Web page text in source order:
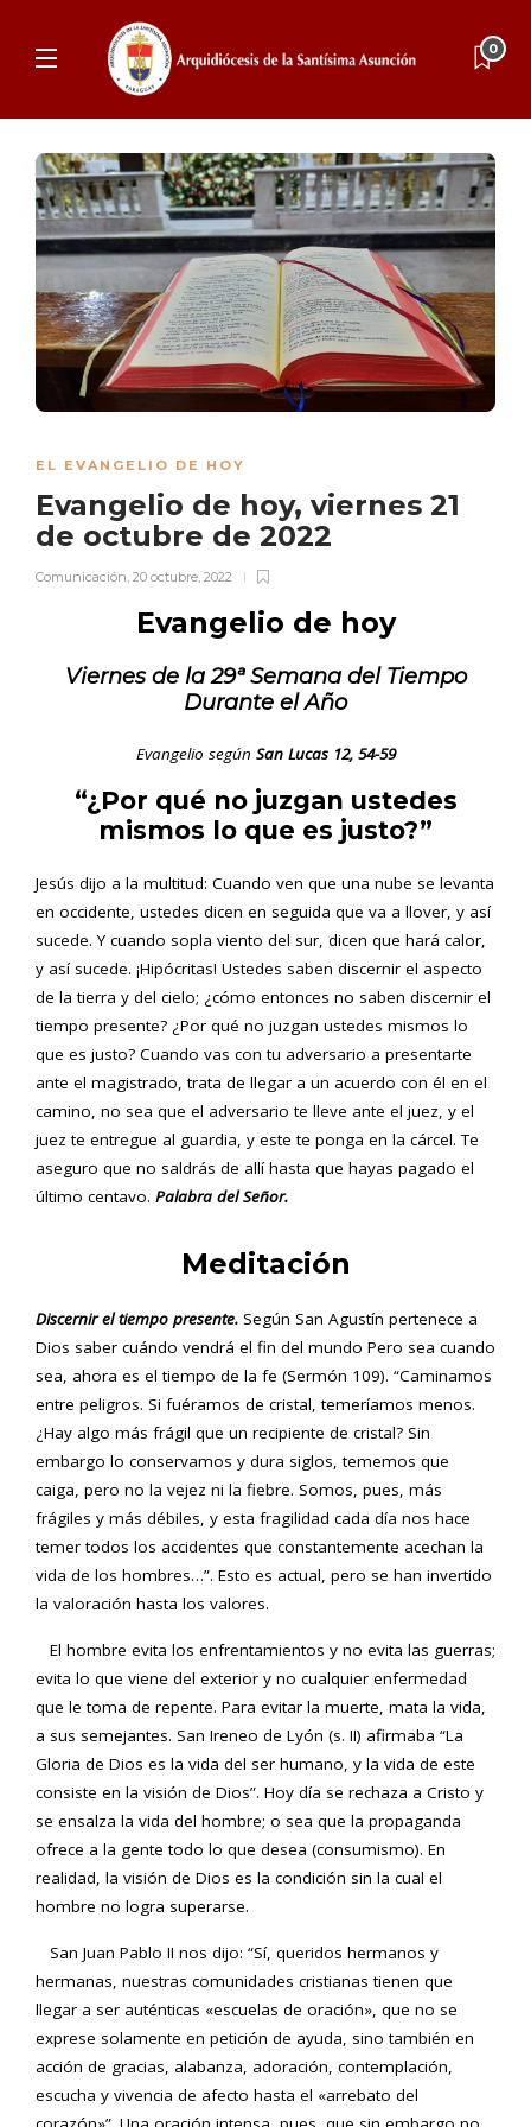
0
EL EVANGELIO DE HOY
Evangelio de hoy, viernes 21
de octubre de 2022
Comunicación, 20 octubre, 2022
Evangelio de hoy
Viernesde la 29ª Semana del Tiempo
Durante el Año
Evangelio según San Lucas 12, 54-59
“¿Por qué no juzgan ustedes
mismos lo que es justo?”
Jesús dijo a la multitud: Cuando ven que una nube se levanta
en occidente, ustedes dicen en seguida que va a llover, y así
sucede. Y cuando sopla viento del sur, dicen que hará calor,
y así sucede. ¡Hipócritas! Ustedes saben discernir el aspecto
de la tierra y del cielo; ¿cómo entonces no saben discernir el
tiempo presente? ¿Por qué no juzgan ustedes mismos lo
que es justo? Cuando vas con tu adversario a presentarte
ante el magistrado, trata de llegar a un acuerdo con él en el
camino, no sea que el adversario te lleve ante el juez, y el
juez te entregue al guardia, y este te ponga en la cárcel. Te
aseguro que no saldrás de allí hasta que hayas pagado el
último centavo. Palabra del Señor.
Meditación
Discernir el tiempo presente. Según San Agustín pertenece a
Dios saber cuándo vendrá el fin del mundo Pero sea cuando
sea, ahora es el tiempo de la fe (Sermón 109). “Caminamos
entre peligros. Si fuéramos de cristal, temeríamos menos.
¿Hay algo más frágil que un recipiente de cristal? Sin
embargo lo conservamos y dura siglos, tememos que
caiga, pero no la vejez ni la fiebre. Somos, pues, más
frágiles y más débiles, y esta fragilidad cada día nos hace
temer todos los accidentes que constantemente acechan la
vida de los hombres…”. Esto es actual, pero se han invertido
la valoración hasta los valores.
El hombre evita los enfrentamientos y no evita las guerras;
evita lo que viene del exterior y no cualquier enfermedad
que le toma de repente. Para evitar la muerte, mata la vida,
a sus semejantes. San Ireneo de Lyón (s. II) afirmaba “La
Gloria de Dios es la vida del ser humano, y la vida de este
consiste en la visión de Dios”. Hoy día se rechaza a Cristo y
se ensalza la vida del hombre; o sea que la propaganda
ofrece a la gente todo lo que desea (consumismo). En
realidad, la visión de Dios es la condición sin la cual el
hombre no logra superarse.
San Juan Pablo II nos dijo: “Sí, queridos hermanos y
hermanas, nuestras comunidades cristianas tienen que
llegar a ser auténticas «escuelas de oración», que no se
exprese solamente en petición de ayuda, sino también en
acción de gracias, alabanza, adoración, contemplación,
escucha y vivencia de afecto hasta el «arrebato del